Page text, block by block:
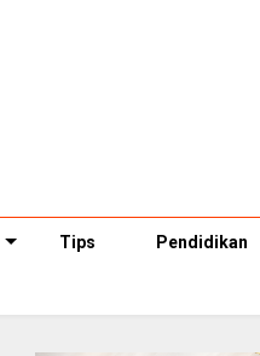
Tips Pendidikan